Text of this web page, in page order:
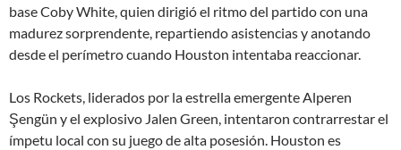
base Coby White, quien dirigió el ritmo del partido con una
madurez sorprendente, repartiendo asistencias y anotando
desde el perímetro cuando Houston intentaba reaccionar.
Los Rockets, liderados por la estrella emergente Alperen
Şengün y el explosivo Jalen Green, intentaron contrarrestar el
ímpetu local con su juego de alta posesión. Houston es